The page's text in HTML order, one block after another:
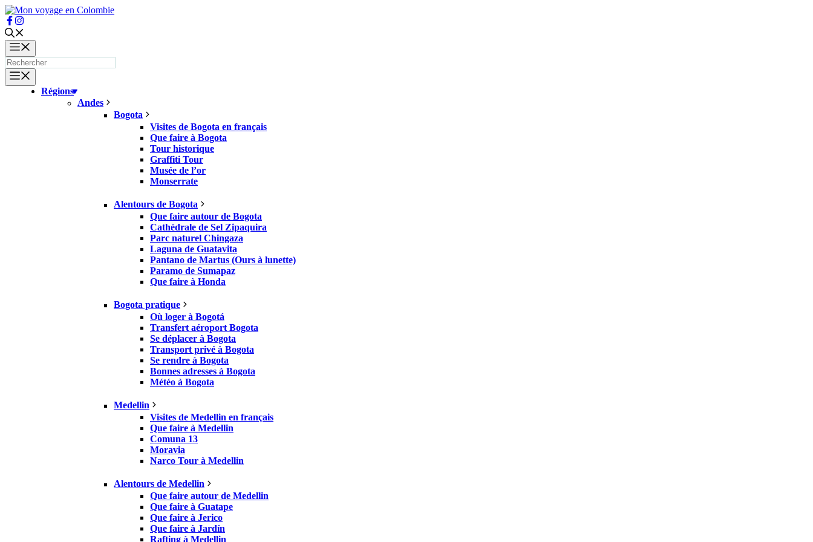
Aller
au
contenu
Régions
Andes
Bogota
Visites de Bogota en français
Que faire à Bogota
Tour historique
Graffiti Tour
Musée de l’or
Monserrate
Alentours de Bogota
Que faire autour de Bogota
Cathédrale de Sel Zipaquira
Parc naturel Chingaza
Laguna de Guatavita
Pantano de Martus (Ours à lunette)
Paramo de Sumapaz
Que faire à Honda
Bogota pratique
Où loger à Bogotá
Transfert aéroport Bogota
Se déplacer à Bogota
Transport privé à Bogota
Se rendre à Bogota
Bonnes adresses à Bogota
Météo à Bogota
Medellin
Visites de Medellin en français
Que faire à Medellin
Comuna 13
Moravia
Narco Tour à Medellin
Alentours de Medellin
Que faire autour de Medellin
Que faire à Guatape
Que faire à Jerico
Que faire à Jardín
Rafting à Medellin